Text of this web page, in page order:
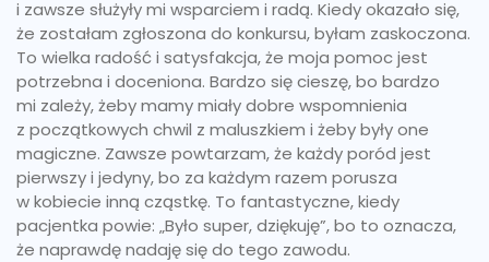
i zawsze służyły mi wsparciem i radą. Kiedy okazało się,
że zostałam zgłoszona do konkursu, byłam zaskoczona.
To wielka radość i satysfakcja, że moja pomoc jest
potrzebna i doceniona. Bardzo się cieszę, bo bardzo
mi zależy, żeby mamy miały dobre wspomnienia
z początkowych chwil z maluszkiem i żeby były one
magiczne. Zawsze powtarzam, że każdy poród jest
pierwszy i jedyny, bo za każdym razem porusza
w kobiecie inną cząstkę. To fantastyczne, kiedy
pacjentka powie: „Było super, dziękuję”, bo to oznacza,
że naprawdę nadaję się do tego zawodu.